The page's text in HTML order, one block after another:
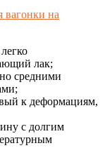
вагонки на
лак;
средними
к деформациям,
с долгим